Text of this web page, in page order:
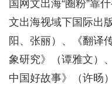
国网文出海“圈粉”靠
文出海视域下国际出
阳、张丽）、《翻译
象研究》（谭雅文）
中国好故事》（许旸